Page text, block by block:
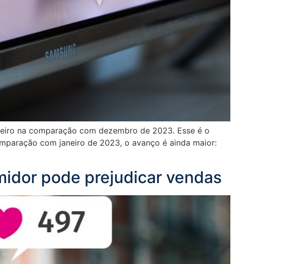
na comparação com dezembro de 2023. Esse é o
com janeiro de 2023, o avanço é ainda maior:
pode prejudicar vendas